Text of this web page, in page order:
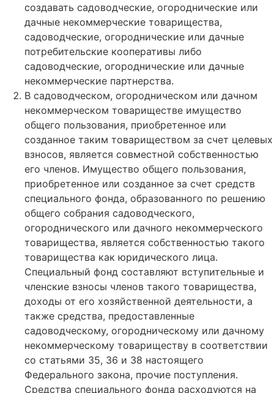
создавать садоводческие, огороднические или
дачные некоммерческие товарищества,
садоводческие, огороднические или дачные
потребительские кооперативы либо
садоводческие, огороднические или дачные
некоммерческие партнерства.
В садоводческом, огородническом или дачном
некоммерческом товариществе имущество
общего пользования, приобретенное или
созданное таким товариществом за счет целевых
взносов, является совместной собственностью
его членов. Имущество общего пользования,
приобретенное или созданное за счет средств
специального фонда, образованного по решению
общего собрания садоводческого,
огороднического или дачного некоммерческого
товарищества, является собственностью такого
товарищества как юридического лица.
Специальный фонд составляют вступительные и
членские взносы членов такого товарищества,
доходы от его хозяйственной деятельности, а
также средства, предоставленные
садоводческому, огородническому или дачному
некоммерческому товариществу в соответствии
со статьями 35, 36 и 38 настоящего
Федерального закона, прочие поступления.
Средства специального фонда расходуются на